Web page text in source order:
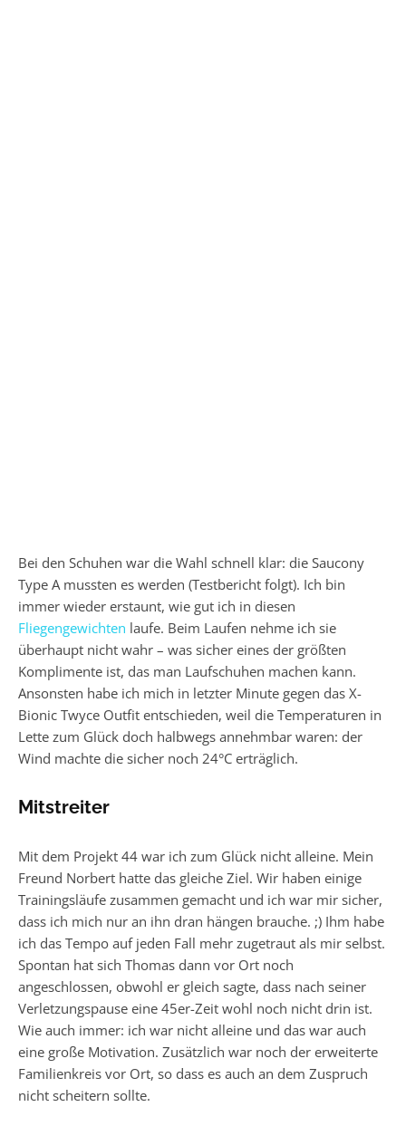
Bei den Schuhen war die Wahl schnell klar: die Saucony
Type A mussten es werden (Testbericht folgt). Ich bin
immer wieder erstaunt, wie gut ich in diesen
Fliegengewichten laufe. Beim Laufen nehme ich sie
überhaupt nicht wahr – was sicher eines der größten
Komplimente ist, das man Laufschuhen machen kann.
Ansonsten habe ich mich in letzter Minute gegen das X-
Bionic Twyce Outfit entschieden, weil die Temperaturen in
Lette zum Glück doch halbwegs annehmbar waren: der
Wind machte die sicher noch 24°C erträglich.
Mitstreiter
Mit dem Projekt 44 war ich zum Glück nicht alleine. Mein
Freund Norbert hatte das gleiche Ziel. Wir haben einige
Trainingsläufe zusammen gemacht und ich war mir sicher,
dass ich mich nur an ihn dran hängen brauche. ;) Ihm habe
ich das Tempo auf jeden Fall mehr zugetraut als mir selbst.
Spontan hat sich Thomas dann vor Ort noch
angeschlossen, obwohl er gleich sagte, dass nach seiner
Verletzungspause eine 45er-Zeit wohl noch nicht drin ist.
Wie auch immer: ich war nicht alleine und das war auch
eine große Motivation. Zusätzlich war noch der erweiterte
Familienkreis vor Ort, so dass es auch an dem Zuspruch
nicht scheitern sollte.